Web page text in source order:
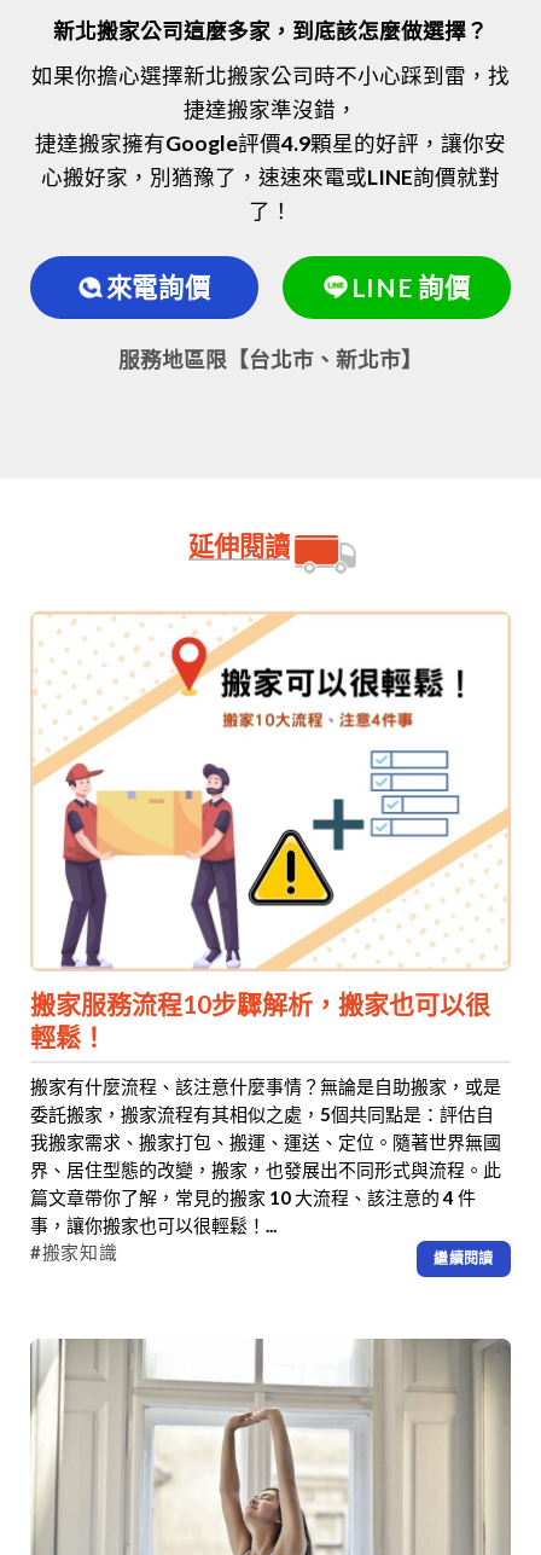
新北搬家公司這麼多家，到底該怎麼做選擇？
如果你擔心選擇新北搬家公司時不小心踩到雷，找
捷達搬家準沒錯，
捷達搬家擁有Google評價4.9顆星的好評，讓你安
心搬好家，別猶豫了，速速來電或LINE詢價就對
了！
來電詢價 LINE 詢價
服務地區限【台北市、新北市】
延伸閱讀
搬家服務流程10步驟解析，搬家也可以很
輕鬆！
搬家有什麼流程、該注意什麼事情？無論是自助搬家，或是
委託搬家，搬家流程有其相似之處，5個共同點是：評估自
我搬家需求、搬家打包、搬運、運送、定位。隨著世界無國
界、居住型態的改變，搬家，也發展出不同形式與流程。此
篇文章帶你了解，常見的搬家 10 大流程、該注意的 4 件
事，讓你搬家也可以很輕鬆！...
#搬家知識
繼續閱讀